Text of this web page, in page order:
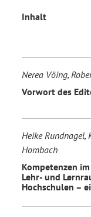
Inhalt
Nerea Vöing,
Vorwort des
Heike Rundnagel,
Hombach
Kompetenzen
Lehr- und
Hochschulen –